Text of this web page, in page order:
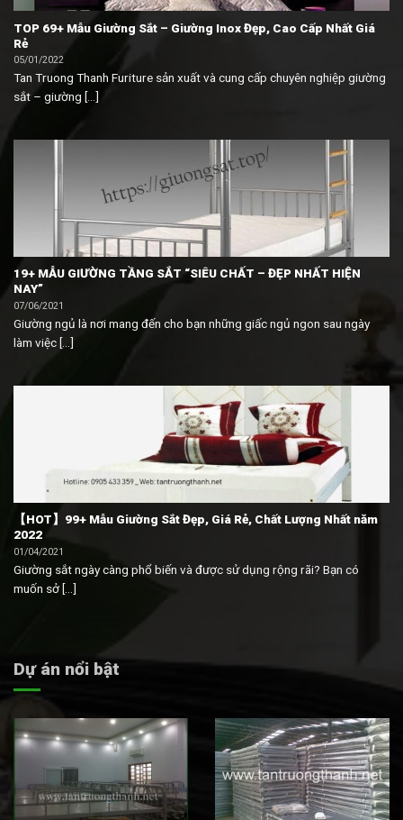
TOP 69+ Mẫu Giường Sắt – Giường Inox Đẹp, Cao Cấp Nhất Giá
Rẻ
05/01/2022
Tan Truong Thanh Furiture sản xuất và cung cấp chuyên nghiệp giường
sắt – giường [...]
19+ MẪU GIƯỜNG TẦNG SẮT “SIÊU CHẤT – ĐẸP NHẤT HIỆN
NAY”
07/06/2021
Giường ngủ là nơi mang đến cho bạn những giấc ngủ ngon sau ngày
làm việc [...]
【HOT】99+ Mẫu Giường Sắt Đẹp, Giá Rẻ, Chất Lượng Nhất năm
2022
01/04/2021
Giường sắt ngày càng phổ biến và được sử dụng rộng rãi? Bạn có
muốn sở [...]
Dự án nổi bật